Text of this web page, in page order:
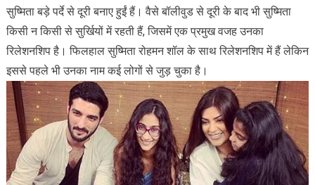
सुष्मिता बड़े पर्दे से दूरी बनाए हुईं हैं। वैसे बॉलीवुड से दूरी के बाद भी सुष्मिता
किसी न किसी से सुर्खियों में रहती हैं, जिसमें एक प्रमुख वजह उनका
रिलेशनशिप है। फिलहाल सुष्मिता रोहमन शॉल के साथ रिलेशनशिप में हैं लेकिन
इससे पहले भी उनका नाम कई लोगों से जुड़ चुका है।